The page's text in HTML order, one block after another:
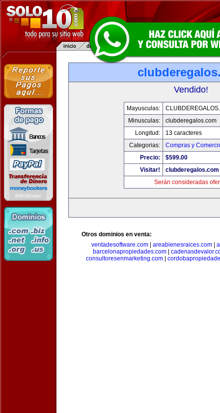
Vendido!
Mayusculas:
Minusculas:
clubderegalos.com
Longitud:
13 caracteres
Categorias:
Compras y
Precio:
$599.00
Visitar!
clubderegalos.com
Serán consideradas
Otros dominios en venta:
ventadesoftware.com| areabienesraices.com|
barcelonapropiedades.com|
consultoresenmarketing.com